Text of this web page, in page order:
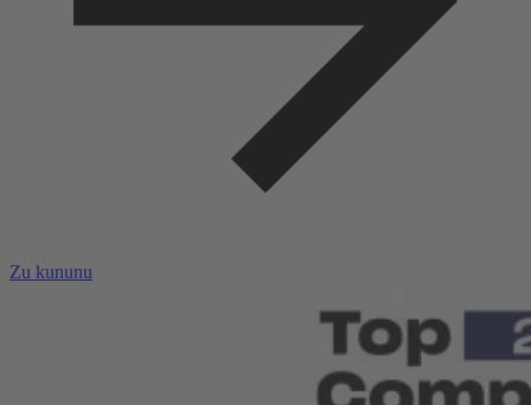
Zu kununu